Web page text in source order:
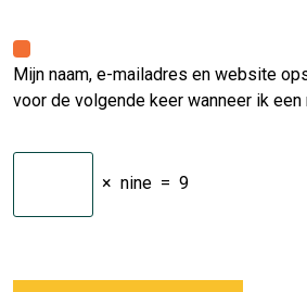
Mijn naam, e-mailadres en website
voor de volgende keer wanneer ik een
× nine = 9